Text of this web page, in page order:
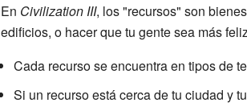
En Civilization III, los "recursos" son
edificios, o hacer que tu gente sea más
Cada recurso se encuentra en tipos de
Si un recurso está cerca de tu ciudad y